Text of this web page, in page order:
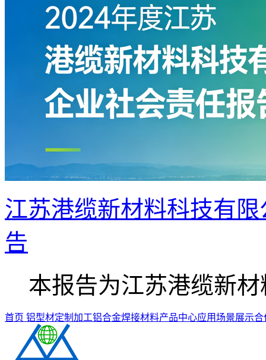
江苏港缆新材料科技有
告
本报告为江苏港缆新材
首页 铝型材定制加工铝合金焊接材料产品中心应用场景展示合